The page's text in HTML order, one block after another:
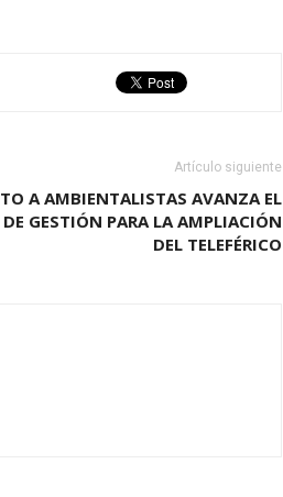
Artículo siguiente
A AMBIENTALISTAS AVANZA EL
GESTIÓN PARA LA AMPLIACIÓN
DEL TELEFÉRICO